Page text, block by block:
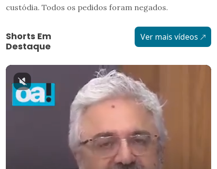
custódia. Todos os pedidos foram negados.
Shorts Em
Destaque
Ver mais vídeos